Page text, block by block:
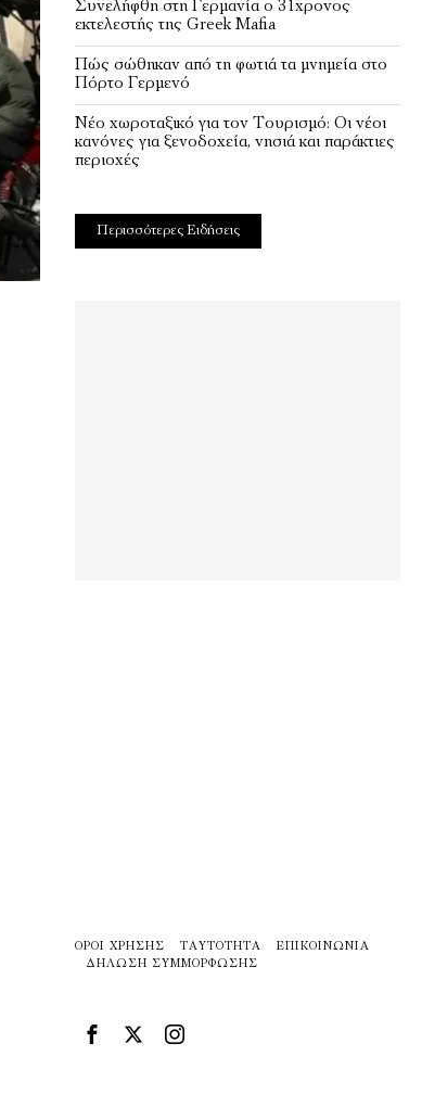
Συνελήφθη στη Γερμανία ο 31χρονος
εκτελεστής της Greek Mafia
Πώς σώθηκαν από τη φωτιά τα μνημεία στο
Πόρτο Γερμενό
Νέο χωροταξικό για τον Τουρισμό: Οι νέοι
κανόνες για ξενοδοχεία, νησιά και παράκτιες
περιοχές
Περισσότερες Ειδήσεις
ΌΡΟΙ ΧΡΉΣΗΣ ΤΑΥΤΌΤΗΤΑ
ΕΠΙΚΟΙΝΩΝΊΑ
ΔΉΛΩΣΗ ΣΥΜΜΌΡΦΩΣΗΣ